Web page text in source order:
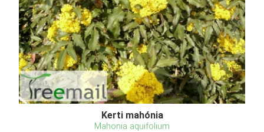
Kerti mahónia
Mahonia aquifolium